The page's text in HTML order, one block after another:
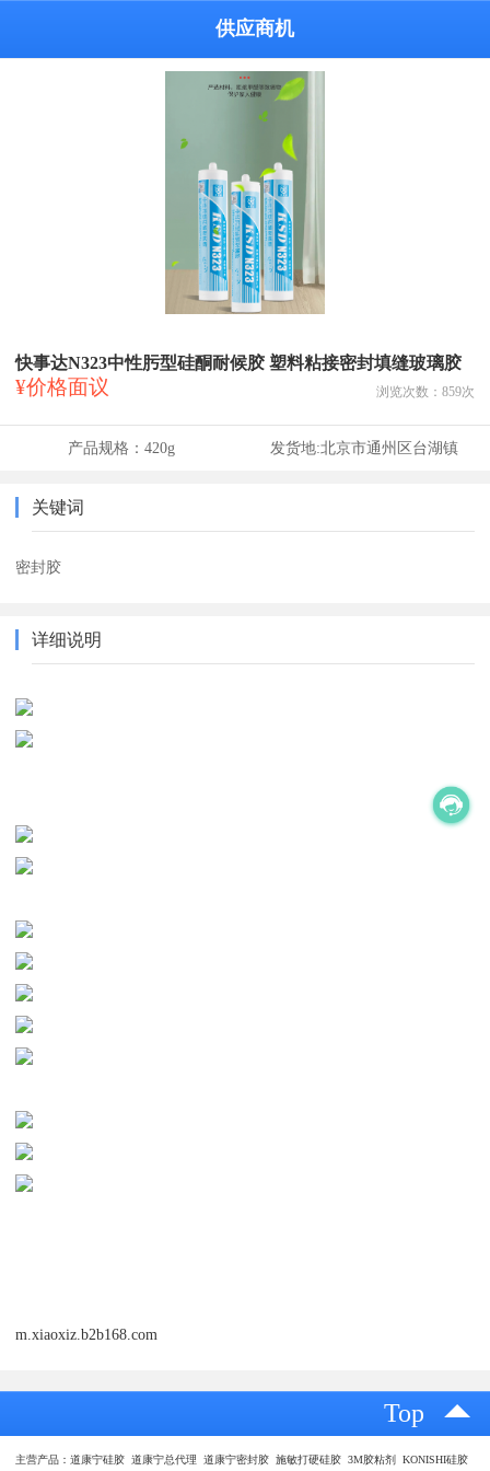
供应商机
快事达N323中性肟型硅酮耐候胶 塑料粘接密封填缝玻璃胶
¥价格面议 浏览次数： 859次
产品规格： 420g 发货地:北京市通州区台湖镇
关键词
密封胶
详细说明
m.xiaoxiz.b2b168.com
Top
主营产品：道康宁硅胶 道康宁总代理 道康宁密封胶 施敏打硬硅胶 3M胶粘剂 KONISHI硅胶